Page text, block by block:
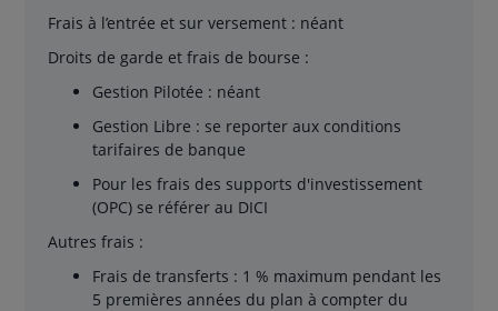
Frais à l’entrée et sur versement : néant
Droits de garde et frais de bourse :
Gestion Pilotée : néant
Gestion Libre : se reporter aux conditions
tarifaires de banque
Pour les frais des supports d'investissement
(OPC) se référer au DICI
Autres frais :
Frais de transferts : 1 % maximum pendant les
5 premières années du plan à compter du